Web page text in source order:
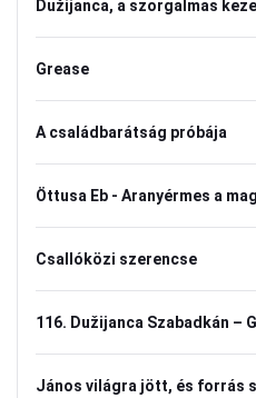
Dužijanca, a szorgalmas
Grease
A családbarátság próbája
Öttusa Eb - Aranyérmes a
Csallóközi szerencse
116. Dužijanca Szabadkán –
János világra jött, és forrás